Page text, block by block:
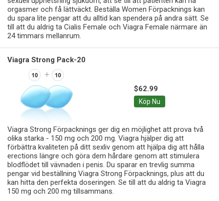
orgasmer och få lättväckt. Beställa Women Förpacknings kan
du spara lite pengar att du alltid kan spendera på andra sätt. Se
till att du aldrig ta Cialis Female och Viagra Female närmare än
24 timmars mellanrum.
Viagra Strong Pack-20
$62.99
Köp Nu
Viagra Strong Förpacknings ger dig en möjlighet att prova två
olika starka - 150 mg och 200 mg. Viagra hjälper dig att
förbättra kvaliteten på ditt sexliv genom att hjälpa dig att hålla
erections längre och göra dem hårdare genom att stimulera
blodflödet till vävnaden i penis. Du sparar en trevlig summa
pengar vid beställning Viagra Strong Förpacknings, plus att du
kan hitta den perfekta doseringen. Se till att du aldrig ta Viagra
150 mg och 200 mg tillsammans.